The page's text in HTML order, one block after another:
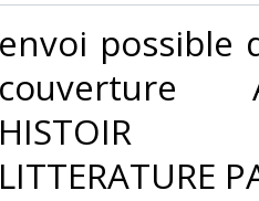
‎envoi possible
couverture
HISTOIR
LITTERATURE